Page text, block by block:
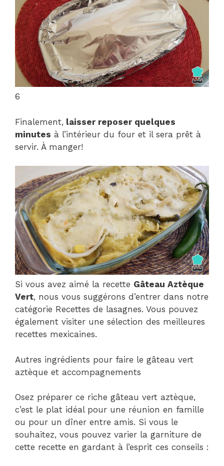
6
Finalement, laisser reposer quelques
minutes à l’intérieur du four et il sera prêt à
servir. À manger!
Si vous avez aimé la recette Gâteau Aztèque
Vert, nous vous suggérons d’entrer dans notre
catégorie Recettes de lasagnes. Vous pouvez
également visiter une sélection des meilleures
recettes mexicaines.
Autres ingrédients pour faire le gâteau vert
aztèque et accompagnements
Osez préparer ce riche gâteau vert aztèque,
c’est le plat idéal pour une réunion en famille
ou pour un dîner entre amis. Si vous le
souhaitez, vous pouvez varier la garniture de
cette recette en gardant à l’esprit ces conseils :